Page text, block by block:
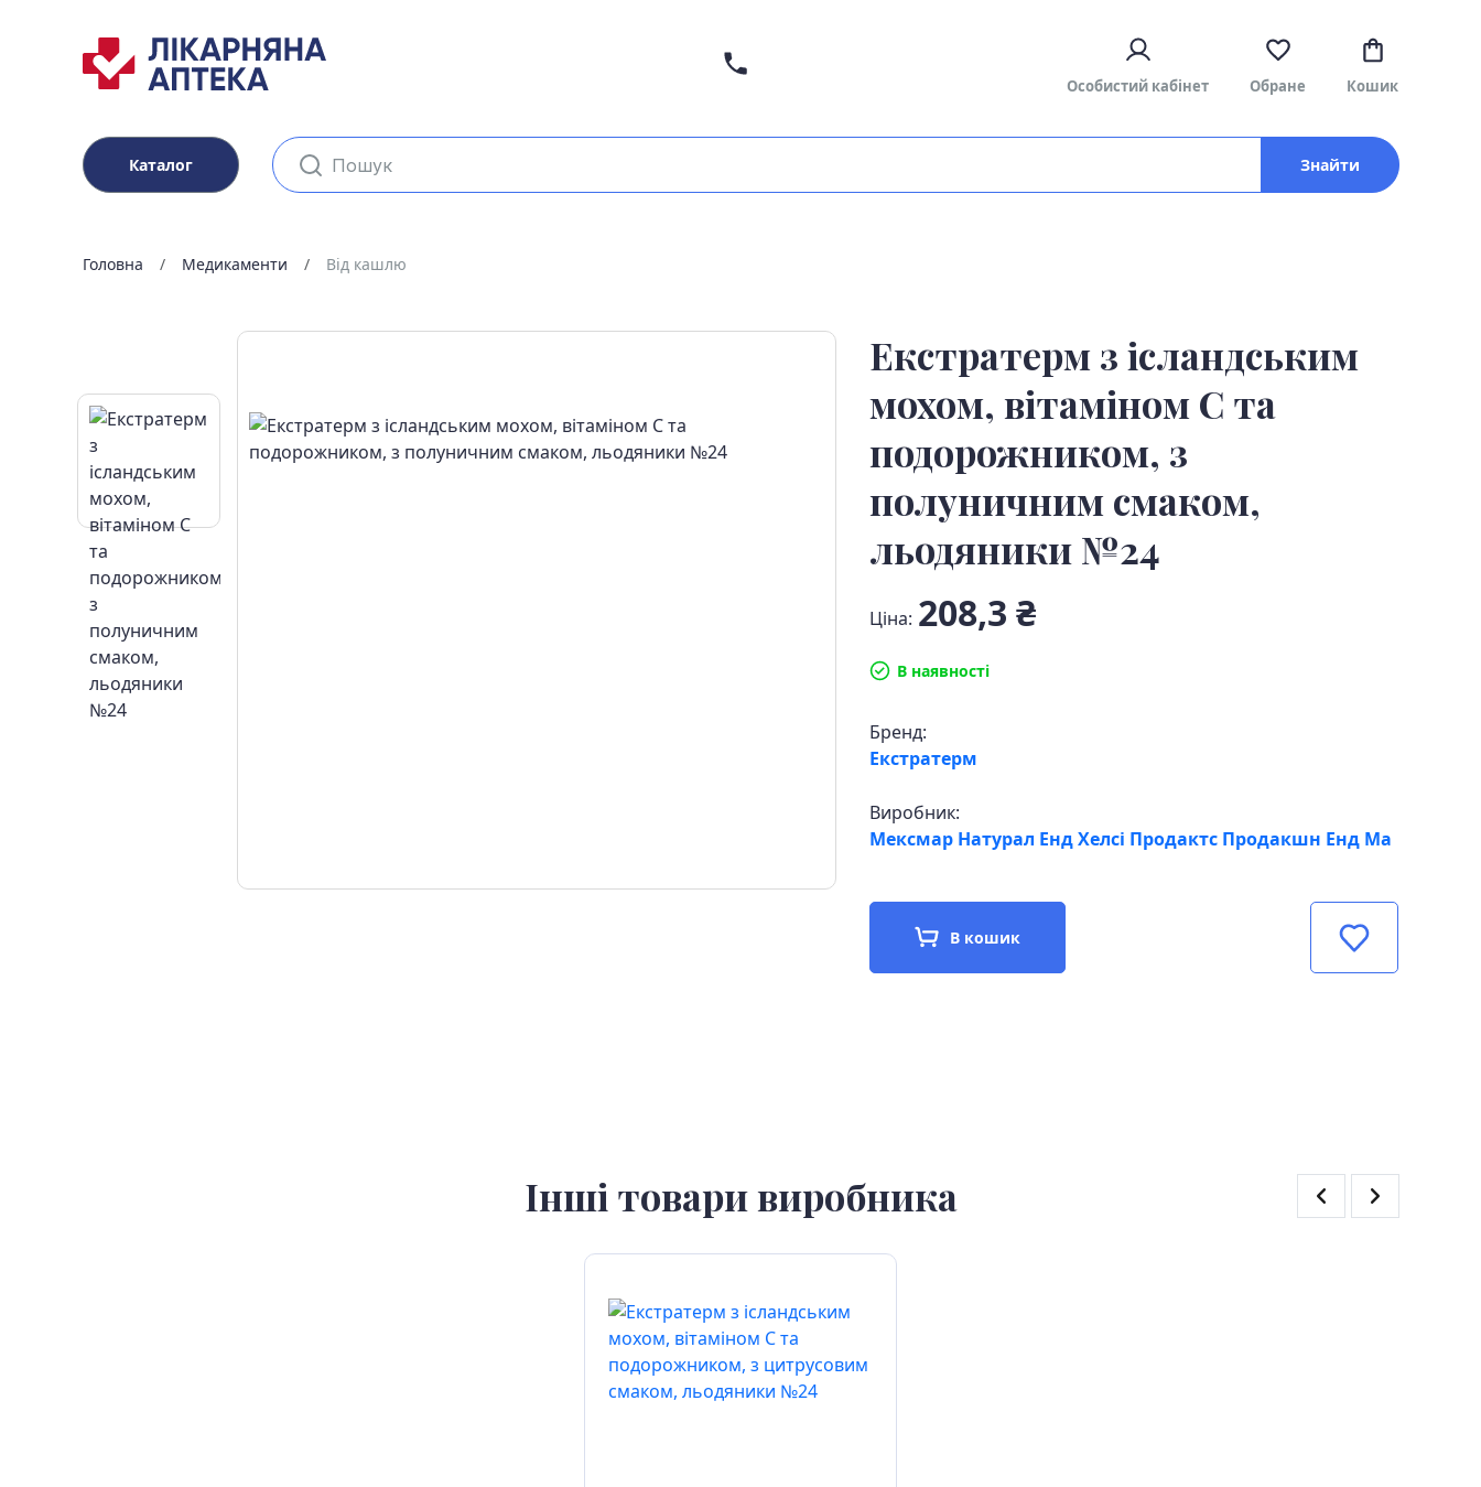
Особистий кабінет Обране Кошик
Каталог Знайти
Головна Медикаменти Від кашлю
Екстратерм з ісландським
мохом, вітаміном С та
подорожником, з
полуничним смаком,
льодяники №24
Ціна: 208,3 ₴
В наявності
Бренд:
Екстратерм
Виробник:
Мексмар Натурал Енд Хелсі Продактс Продакшн Енд Ма
В кошик
Інші товари виробника